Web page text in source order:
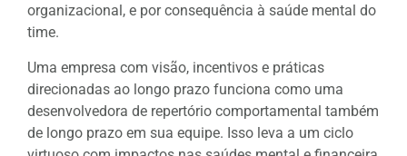
organizacional, e por consequência à saúde mental do
time.
Uma empresa com visão, incentivos e práticas
direcionadas ao longo prazo funciona como uma
desenvolvedora de repertório comportamental também
de longo prazo em sua equipe. Isso leva a um ciclo